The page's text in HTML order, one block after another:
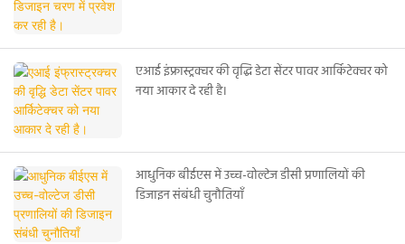
एआई इंफ्रास्ट्रक्चर की वृद्धि डेटा सेंटर पावर आर्किटेक्चर को
नया आकार दे रही है।
आधुनिक बीईएस में उच्च-वोल्टेज डीसी प्रणालियों की
डिजाइन संबंधी चुनौतियाँ